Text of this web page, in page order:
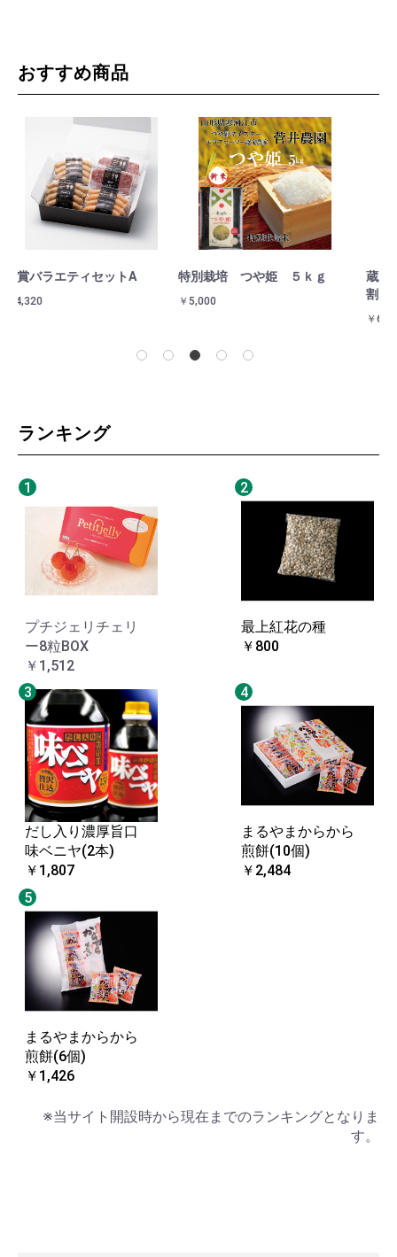
おすすめ商品
特別栽培 つや姫 ５ｋｇ
￥5,000
蔵王和牛すき焼用400g 高橋の
割り下300ml付
ランキング
1
プチジェリチェリ
ー8粒BOX
￥1,512
2
最上紅花の種
￥800
3
だし入り濃厚旨口
味ベニヤ(2本)
￥1,807
4
まるやまからから
煎餅(10個)
￥2,484
5
まるやまからから
煎餅(6個)
￥1,426
※当サイト開設時から現在までのランキングとなりま
す。